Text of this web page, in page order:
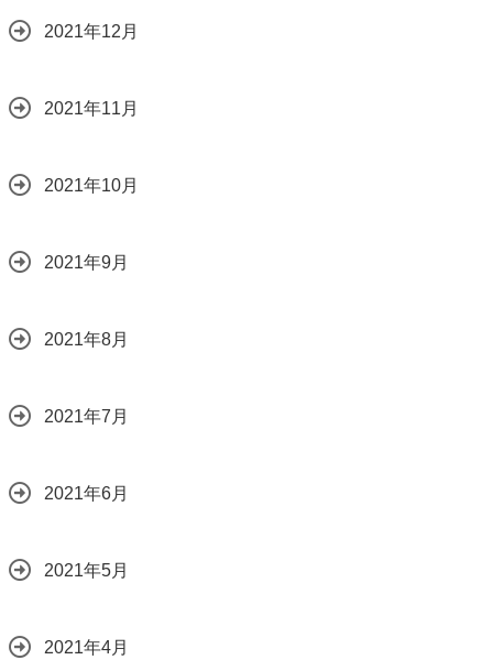
2021年12月
2021年11月
2021年10月
2021年9月
2021年8月
2021年7月
2021年6月
2021年5月
2021年4月